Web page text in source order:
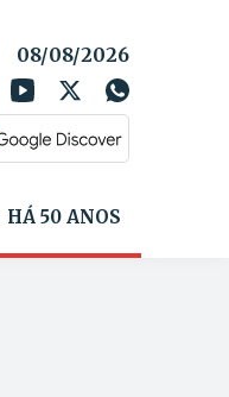
08/08/2026
HÁ 50 ANOS